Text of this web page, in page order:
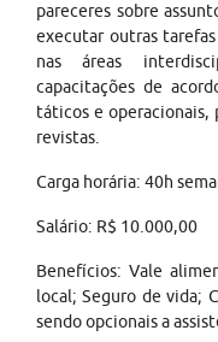
pareceres sobre
executar outras
nas áreas
capacitações de
táticos e operacionais,
revistas.
Carga horária: 40h
Salário: R$ 10.000,00
Benefícios: Vale
local; Seguro de vida;
sendo opcionais a